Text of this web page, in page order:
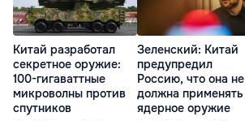
Китай разработал
секретное оружие:
100-гигаваттные
микроволны против
спутников
Зеленский: Китай
предупредил
Россию, что она не
должна применять
ядерное оружие